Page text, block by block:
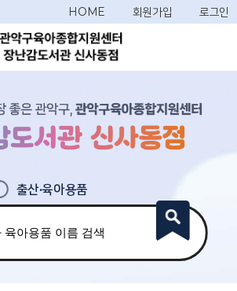
HOME 회원가입 로그인
출산·육아용품